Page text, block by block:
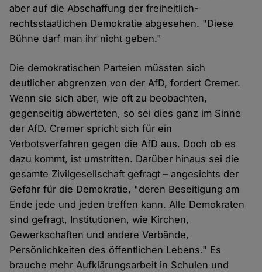
aber auf die Abschaffung der freiheitlich-
rechtsstaatlichen Demokratie abgesehen. "Diese
Bühne darf man ihr nicht geben."
Die demokratischen Parteien müssten sich
deutlicher abgrenzen von der AfD, fordert Cremer.
Wenn sie sich aber, wie oft zu beobachten,
gegenseitig abwerteten, so sei dies ganz im Sinne
der AfD. Cremer spricht sich für ein
Verbotsverfahren gegen die AfD aus. Doch ob es
dazu kommt, ist umstritten. Darüber hinaus sei die
gesamte Zivilgesellschaft gefragt – angesichts der
Gefahr für die Demokratie, "deren Beseitigung am
Ende jede und jeden treffen kann. Alle Demokraten
sind gefragt, Institutionen, wie Kirchen,
Gewerkschaften und andere Verbände,
Persönlichkeiten des öffentlichen Lebens." Es
brauche mehr Aufklärungsarbeit in Schulen und